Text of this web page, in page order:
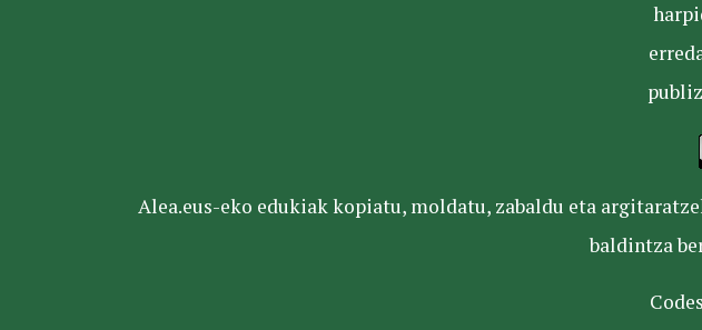
Alea.eus-eko edukiak kopiatu, moldatu, zabaldu eta
baldintza